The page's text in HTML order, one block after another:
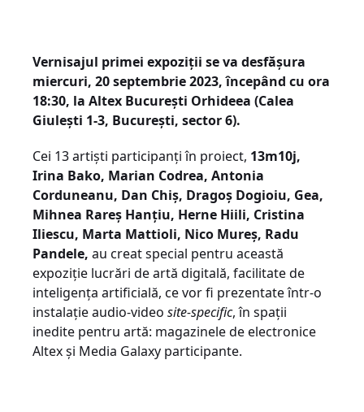
Vernisajul primei expoziții se va desfășura
miercuri, 20 septembrie 2023, începând cu ora
18:30, la Altex București Orhideea (Calea
Giulești 1-3, București, sector 6).
Cei 13 artiști participanți în proiect, 13m10j,
Irina Bako, Marian Codrea, Antonia
Corduneanu, Dan Chiș, Dragoș Dogioiu, Gea,
Mihnea Rareș Hanțiu, Herne Hiili, Cristina
Iliescu, Marta Mattioli, Nico Mureș, Radu
Pandele, au creat special pentru această
expoziție lucrări de artă digitală, facilitate de
inteligența artificială, ce vor fi prezentate într-o
instalație audio-video site-specific, în spații
inedite pentru artă: magazinele de electronice
Altex și Media Galaxy participante.